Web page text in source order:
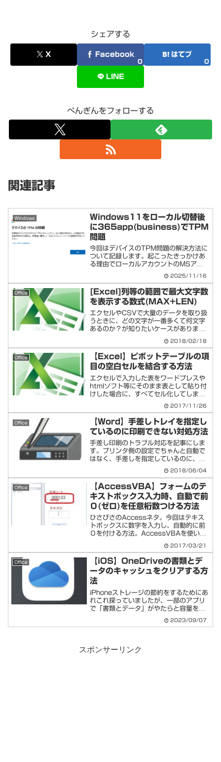
シェアする
X Facebook
0
はてブ
0
LINE
ぺんぎんをフォローする
関連記事
Windows
Windows11をローカル切替後
に365app(business)でTPM
問題
今回はデバイスのTPM問題の解決方法に
ついて記録します。起こったきっかけあ
る理由でローカルアカウントのMSアカ
ちの環境による解決策Copilotに何度も聞
いたが全然解決しなかったが、最終的に
はWin11設...
2025/11/16
Office
[Excel]列等の範囲で最大文字数
を表示する数式(MAX+LEN)
エクセルやCSVで大量のデータを取り扱
うときに、どの文字が一番多くて何文字
あるのか？が知りたいケースがありま
MAX+LENを打つだけでは表示できませ
ん。以下方法をメモします。最大文字数
を列範囲を表示する方法...
2018/02/18
Office
【Excel】ピボットテーブルの項
目の空白セルを結合する方法
エクセルで入力した表をワードプレスや
htmlソフト等にそのまま表として貼り付
けした場合に、すべてセル化してしまう
合したい！意外と簡単にできました。操
作手順は以下。ピボットテーブルの項目
(行ラベル)の空白セ...
2017/11/26
Office
【Word】手差しトレイを指定し
ているのに印刷できない対処方法
手差し印刷のトラブル対応を記事にしま
す。プリンタ側の設定でちゃんと自動で
はなく、手差しを指定しているのに、印
てしまう！このような症状はワード側の
設定が優先されている事が原因となって
いる可能性が高いです。以...
2018/06/04
Office
【AccessVBA】フォームのテ
キストボックス入力時、自動で前
０(ゼロ)を任意桁数つける方法
ひさびさのAccessネタ。今回はテキス
トボックスに数字を入力し、自動的に前
０を付ける方法。AccessVBAを使いま
対応可能です。ちょっとタイトルも含め
て文字だけでは伝えづらい部分なので、
状況や方法を以...
2017/03/21
Office
【iOS】OneDriveの書類とデ
ータのキャッシュをクリアする方
法
iPhoneストレージの節約をするためにあ
れこれ探っていましたが、一部のアプリ
で「書類とデータ」がやたらと容量を食
OneDriveが1GB以上使っていることに
2023/09/07
スポンサーリンク